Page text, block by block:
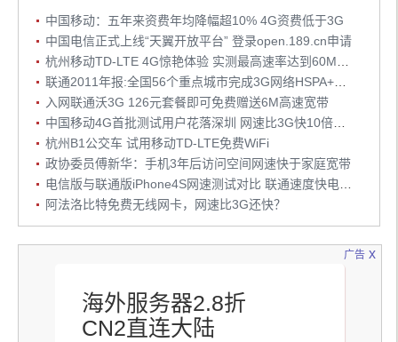
中国移动：五年来资费年均降幅超10% 4G资费低于3G
中国电信正式上线“天翼开放平台” 登录open.189.cn申请
入网联通沃3G 126元套餐即可免费赠送6M高速宽带
杭州B1公交车 试用移动TD-LTE免费WiFi
政协委员傅新华：手机3年后访问空间网速快于家庭宽带
阿法洛比特免费无线网卡，网速比3G还快？
广告
海外服务器2.8折
CN2直连大陆
x